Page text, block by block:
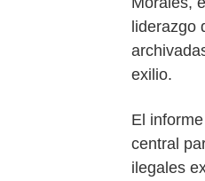
liderazgo
exilio.
El
central
ilegales